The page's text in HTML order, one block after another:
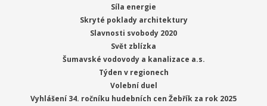
Síla energie
Skryté poklady architektury
Slavnosti svobody 2020
Svět zblízka
Šumavské vodovody a kanalizace a.s.
Týden v regionech
Volební duel
Vyhlášení 34. ročníku hudebních cen Žebřík za rok 2025